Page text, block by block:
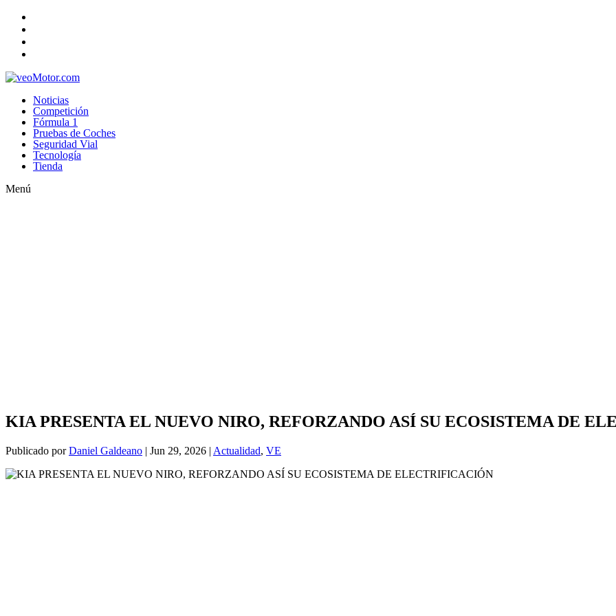
Noticias
Competición
Fórmula 1
Pruebas de Coches
Seguridad Vial
Tecnología
Tienda
Menú
KIA PRESENTA EL NUEVO NIRO, REFORZANDO ASÍ SU ECOSISTEMA DE
Publicado porDaniel Galdeano | Jun 29, 2026 | Actualidad, VE